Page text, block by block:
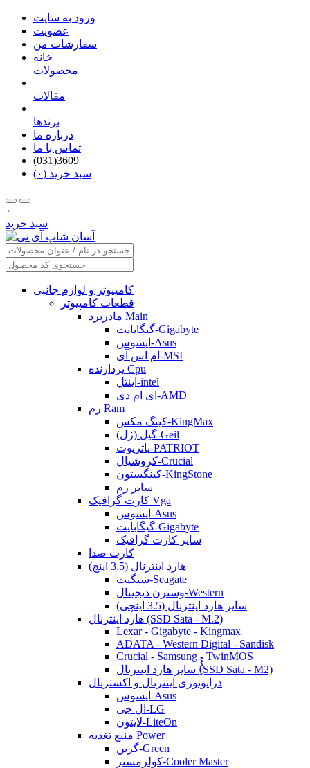
ورود به سایت
عضویت
سفارشات من
خانه
محصولات
مقالات
برندها
درباره ما
تماس با ما
(031)3609
سبد خرید (۰)
۰
سبد خرید
کامپیوتر و لوازم جانبی
قطعات کامپیوتر
مادربرد Main
گیگابایت-Gigabyte
ایسوس-Asus
ام اس آی-MSI
پردازنده Cpu
اینتل-intel
ای ام دی-AMD
رم Ram
کینگ مکس-KingMax
گیل (ژل)-Geil
پاتریوت-PATRIOT
کروشیال-Crucial
کینگستون-KingStone
سایر رم
کارت گرافیک Vga
ایسوس-Asus
گیگابایت-Gigabyte
سایر کارت گرافیک
کارت صدا
هارد اینترنال (3.5 اینچ)
سیگیت-Seagate
وسترن دیجیتال-Western
سایر هارد اینترنال (3.5 اینچی)
هارد اینترنال (SSD Sata - M.2)
Lexar - Gigabyte - Kingmax
ADATA - Western Digital - Sandisk
Crucial - Samsung - TwinMOS
سایر هارد اینترنال (ُُُِSSD Sata - M2)
درایونوری اینترنال و اکسترنال
ایسوس-Asus
ال جی-LG
لایتون-LiteOn
منبع تغذیه Power
گرین-Green
کولرمستر-Cooler Master